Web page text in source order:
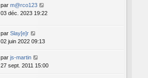
par m@rco123
03 déc. 2023 19:22
par Slay[e]r
02 juin 2022 09:13
par js-martin
27 sept. 2011 15:00